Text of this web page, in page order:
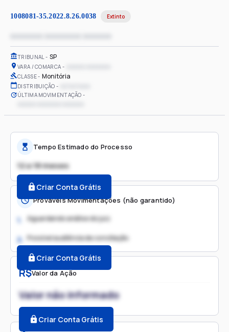
1008081-35.2022.8.26.0038 Extinto
TRIBUNAL SP
VARA / COMARCA
CLASSE Monitória
DISTRIBUIÇÃO
ÚLTIMA MOVIMENTAÇÃO
R$Valor da Ação
Valor não informado
Criar Conta Grátis
Tempo Estimado do Processo
12 a 18 meses
Criar Conta Grátis
Prováveis Movimentações (não garantido)
1. Aguardando análise do juiz
2. Possível audiência de conciliação
Criar Conta Grátis